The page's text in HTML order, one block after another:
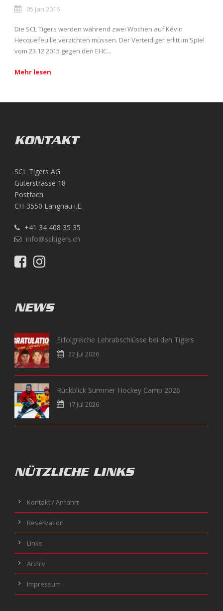
05 Jan 2016
Die SCL Tigers werden während zwei Wochen auf Kévin
Hecquefeuille verzichten müssen. Der Verteidiger erlitt im Spiel
vom 23.12.2015 gegen den EHC...
Mehr lesen
KONTAKT
SCL Tigers AG
Güterstrasse 18
Postfach
CH-3550 Langnau i.E.
+41 34 408 35 35
info@scltigers.ch
NEWS
Erfolgreiche Lehrabschlüsse bei den Tigers
22 Jul 2026
Rückblick Summer Hockey Camp 2026
17 Jul 2026
NÜTZLICHE LINKS
Kontakt / Anfahrt
Reservation
Links
Archiv
Impressum